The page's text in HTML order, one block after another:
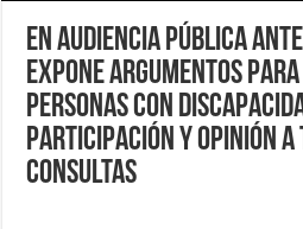
En Audiencia Pública ante
expone argumentos
personas con
participación y opinión a
Consultas